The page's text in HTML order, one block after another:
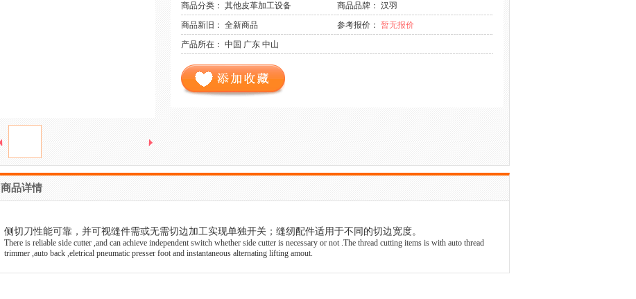
商品分类： 其他皮革加工设备
商品品牌： 汉羽
商品新旧： 全新商品
参考报价： 暂无报价
产品所在： 中国 广东 中山
商品详情
侧切刀性能可靠，并可视缝件需或无需切边加工实现单独开关；缝纫配件适用于不同的切边宽度。
There is reliable side cutter ,and can achieve independent switch whether side cutter is necessary or not .The thread cutting items is with auto thread
trimmer ,auto back ,eletrical pneumatic presser foot and instantaneous alternating lifting amout.